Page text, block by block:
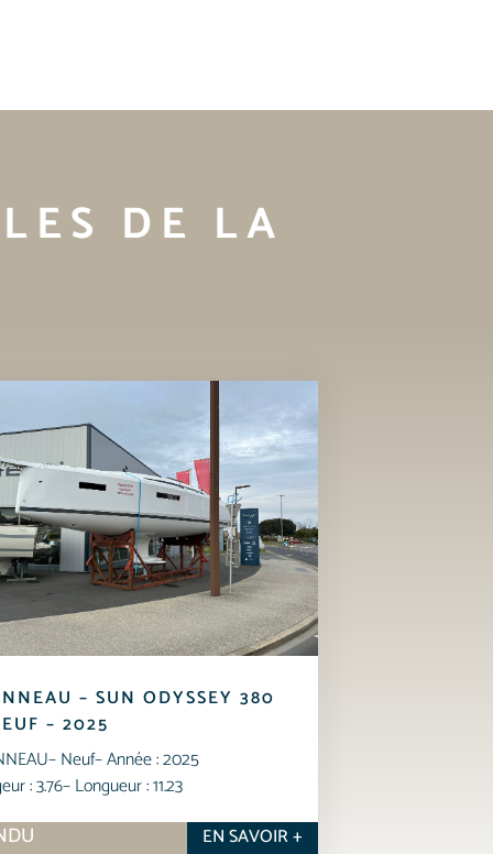
DE LA
– SUN ODYSSEY 380
– 2025
– Neuf– Année : 2025
: 3.76– Longueur : 11.23
EN SAVOIR +